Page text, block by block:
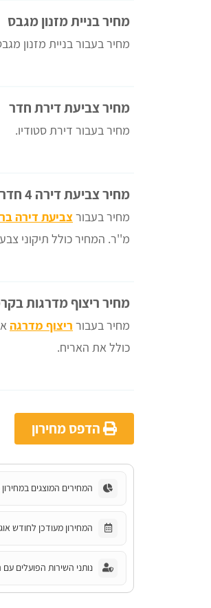
מחיר בניית מזנון מגבס
מחיר בעבור בניית מזנון
מחיר צביעת דירת חדר
מחיר בעבור דירת סטודיו.
מחיר צביעת דירה 4 חדרים
מחיר בעבורצביעת דירה
מ''ר. המחיר כולל תיקוני
מחיר ריצוף מדרגות
מחיר בעבור ריצוף מדרגה
כולל את האריח.
הדפס מחירון
המחירים המוצגים
המחירון מעודכן לחודש
נותני השירות הפועלים